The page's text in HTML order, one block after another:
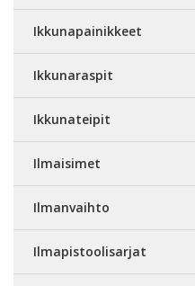
Ikkunapainikkeet
Ikkunaraspit
Ikkunateipit
Ilmaisimet
Ilmanvaihto
Ilmapistoolisarjat